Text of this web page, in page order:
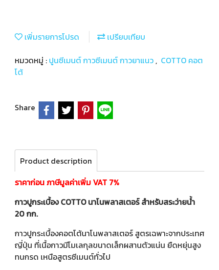
เพิ่มรายการโปรด
เปรียบเทียบ
หมวดหมู่ : ปูนซีเมนต์ กาวซีเมนต์ กาวยาแนว , COTTO คอต
โต้
Share
Product description
ราคาก่อน ภาษีมูลค่าเพิ่ม VAT 7%
กาวปูกระเบื้อง COTTO นาโนพลาสเตอร์ สำหรับสระว่ายน้ำ
20 กก.
กาวปูกระเบื้องคอตโต้นาโนพลาสเตอร์ สูตรเฉพาะจากประเทศ
ญี่ปุ่น ที่เนื้อกาวมีโมเลกุลขนาดเล็กผสานตัวแน่น ยืดหยุ่นสูง
ทนกรด เหนือสูตรซีเมนต์ทั่วไป